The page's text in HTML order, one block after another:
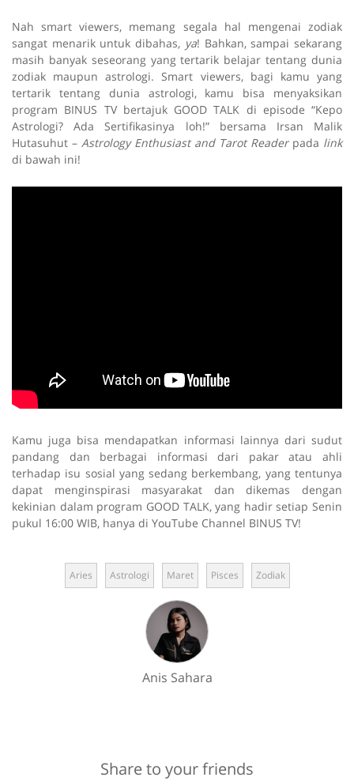
Nah smart viewers, memang segala hal mengenai zodiak
sangat menarik untuk dibahas, ya! Bahkan, sampai sekarang
masih banyak seseorang yang tertarik belajar tentang dunia
zodiak maupun astrologi. Smart viewers, bagi kamu yang
tertarik tentang dunia astrologi, kamu bisa menyaksikan
program BINUS TV bertajuk GOOD TALK di episode “Kepo
Astrologi? Ada Sertifikasinya loh!” bersama Irsan Malik
Hutasuhut – Astrology Enthusiast and Tarot Readerpada link
di bawah ini!
Kamu juga bisa mendapatkan informasi lainnya dari sudut
pandang dan berbagai informasi dari pakar atau ahli
terhadap isu sosial yang sedang berkembang, yang tentunya
dapat menginspirasi masyarakat dan dikemas dengan
kekinian dalam program GOOD TALK, yang hadir setiap Senin
pukul 16:00 WIB, hanya di YouTube Channel BINUS TV!
Aries Astrologi Maret Pisces Zodiak
Anis Sahara
Share to your friends